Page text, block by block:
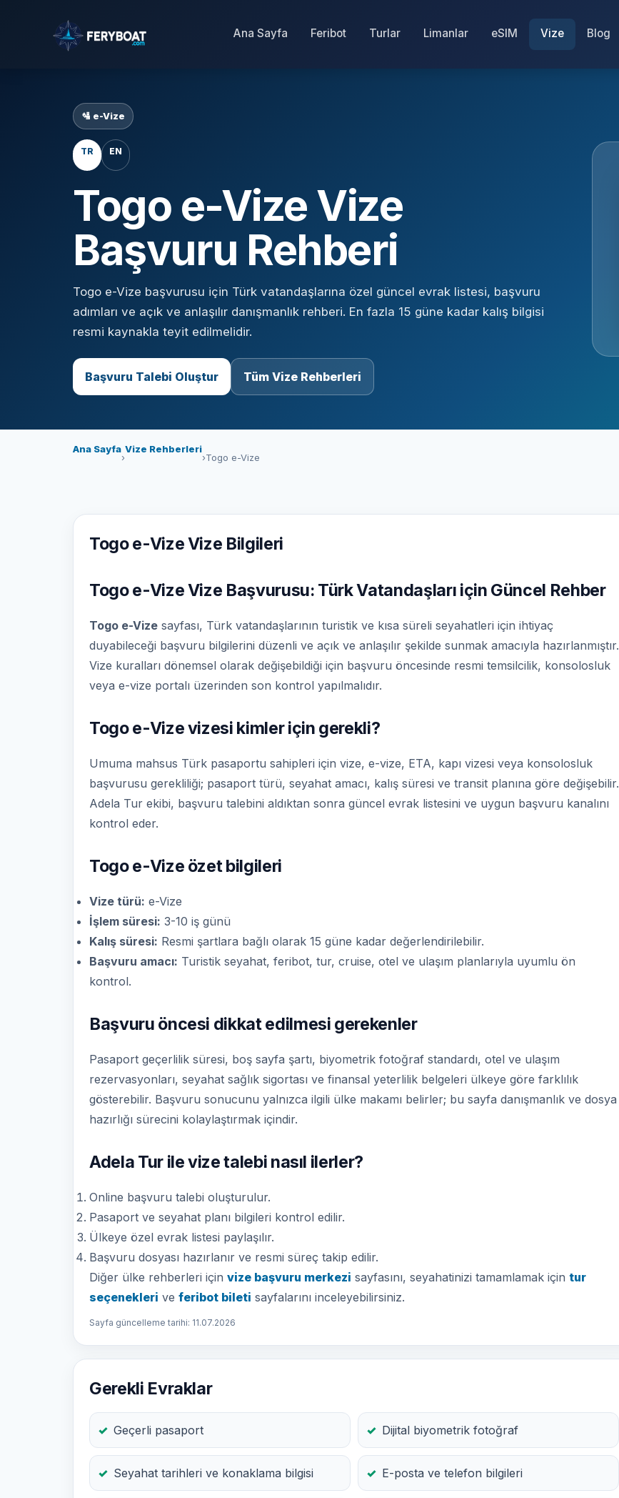
Ana Sayfa Feribot Turlar Limanlar eSIM Vize Blog
🛂 e-Vize
TR EN
Togo e-Vize Vize
Başvuru Rehberi
Togo e-Vize başvurusu için Türk vatandaşlarına özel güncel evrak listesi, başvuru
adımları ve açık ve anlaşılır danışmanlık rehberi. En fazla 15 güne kadar kalış bilgisi
resmi kaynakla teyit edilmelidir.
Başvuru Talebi Oluştur Tüm Vize Rehberleri
Ana Sayfa
›
Vize Rehberleri
›Togo e-Vize
Togo e-Vize Vize Bilgileri
Togo e-Vize Vize Başvurusu: Türk Vatandaşları için Güncel Rehber
Togo e-Vize sayfası, Türk vatandaşlarının turistik ve kısa süreli seyahatleri için ihtiyaç
duyabileceği başvuru bilgilerini düzenli ve açık ve anlaşılır şekilde sunmak amacıyla hazırlanmıştır.
Vize kuralları dönemsel olarak değişebildiği için başvuru öncesinde resmi temsilcilik, konsolosluk
veya e-vize portalı üzerinden son kontrol yapılmalıdır.
Togo e-Vize vizesi kimler için gerekli?
Umuma mahsus Türk pasaportu sahipleri için vize, e-vize, ETA, kapı vizesi veya konsolosluk
başvurusu gerekliliği; pasaport türü, seyahat amacı, kalış süresi ve transit planına göre değişebilir.
Adela Tur ekibi, başvuru talebini aldıktan sonra güncel evrak listesini ve uygun başvuru kanalını
kontrol eder.
Togo e-Vize özet bilgileri
Vize türü: e-Vize
İşlem süresi: 3-10 iş günü
Kalış süresi: Resmi şartlara bağlı olarak 15 güne kadar değerlendirilebilir.
Başvuru amacı: Turistik seyahat, feribot, tur, cruise, otel ve ulaşım planlarıyla uyumlu ön
kontrol.
Başvuru öncesi dikkat edilmesi gerekenler
Pasaport geçerlilik süresi, boş sayfa şartı, biyometrik fotoğraf standardı, otel ve ulaşım
rezervasyonları, seyahat sağlık sigortası ve finansal yeterlilik belgeleri ülkeye göre farklılık
gösterebilir. Başvuru sonucunu yalnızca ilgili ülke makamı belirler; bu sayfa danışmanlık ve dosya
hazırlığı sürecini kolaylaştırmak içindir.
Adela Tur ile vize talebi nasıl ilerler?
Online başvuru talebi oluşturulur.
Pasaport ve seyahat planı bilgileri kontrol edilir.
Ülkeye özel evrak listesi paylaşılır.
Başvuru dosyası hazırlanır ve resmi süreç takip edilir.
Diğer ülke rehberleri için vize başvuru merkezi sayfasını, seyahatinizi tamamlamak için tur
seçenekleri ve feribot bileti sayfalarını inceleyebilirsiniz.
Sayfa güncelleme tarihi: 11.07.2026
Gerekli Evraklar
Geçerli pasaport Dijital biyometrik fotoğraf
Seyahat tarihleri ve konaklama bilgisi E-posta ve telefon bilgileri